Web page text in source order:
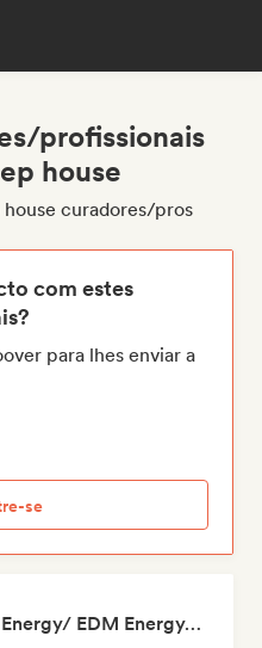
profissionais
house
house curadores/pros
com estes
para lhes enviar a
se
Melodic Techno Energy/ EDM Energy/Techno Masters